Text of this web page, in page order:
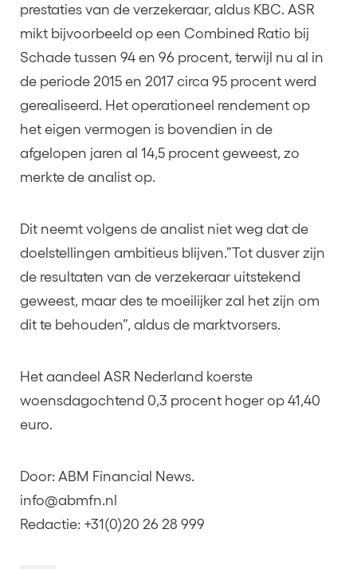
prestaties van de verzekeraar, aldus KBC. ASR
mikt bijvoorbeeld op een Combined Ratio bij
Schade tussen 94 en 96 procent, terwijl nu al in
de periode 2015 en 2017 circa 95 procent werd
gerealiseerd. Het operationeel rendement op
het eigen vermogen is bovendien in de
afgelopen jaren al 14,5 procent geweest, zo
merkte de analist op.
Dit neemt volgens de analist niet weg dat de
doelstellingen ambitieus blijven.”Tot dusver zijn
de resultaten van de verzekeraar uitstekend
geweest, maar des te moeilijker zal het zijn om
dit te behouden”, aldus de marktvorsers.
Het aandeel ASR Nederland koerste
woensdagochtend 0,3 procent hoger op 41,40
euro.
Door: ABM Financial News.
info@abmfn.nl
Redactie: +31(0)20 26 28 999